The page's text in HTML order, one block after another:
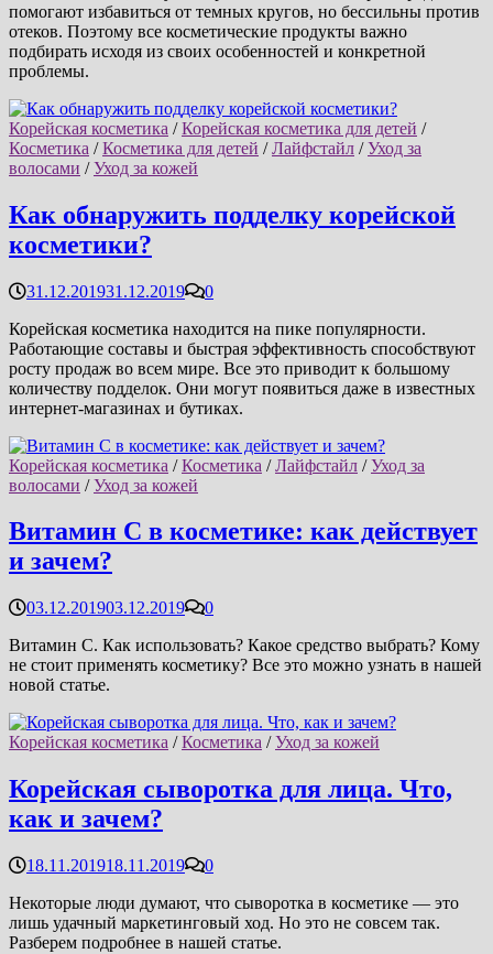
помогают избавиться от темных кругов, но бессильны против
отеков. Поэтому все косметические продукты важно
подбирать исходя из своих особенностей и конкретной
проблемы.
Корейская косметика /Корейская косметика для детей /
Косметика /Косметика для детей /Лайфстайл /Уход за
волосами /Уход за кожей
Как обнаружить подделку корейской
косметики?
31.12.201931.12.2019
0
Корейская косметика находится на пике популярности.
Работающие составы и быстрая эффективность способствуют
росту продаж во всем мире. Все это приводит к большому
количеству подделок. Они могут появиться даже в известных
интернет-магазинах и бутиках.
Корейская косметика /Косметика /Лайфстайл /Уход за
волосами /Уход за кожей
Витамин C в косметике: как действует
и зачем?
03.12.201903.12.2019
0
Витамин С. Как использовать? Какое средство выбрать? Кому
не стоит применять косметику? Все это можно узнать в нашей
новой статье.
Корейская косметика /Косметика /Уход за кожей
Корейская сыворотка для лица. Что,
как и зачем?
18.11.201918.11.2019
0
Некоторые люди думают, что сыворотка в косметике — это
лишь удачный маркетинговый ход. Но это не совсем так.
Разберем подробнее в нашей статье.